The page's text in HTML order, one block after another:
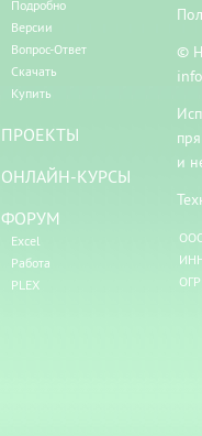
Подробно
Версии
Вопрос-Ответ
Скачать
Купить
ПРОЕКТЫ
ОНЛАЙН-КУРСЫ
ФОРУМ
Excel
Работа
PLEX
©
и